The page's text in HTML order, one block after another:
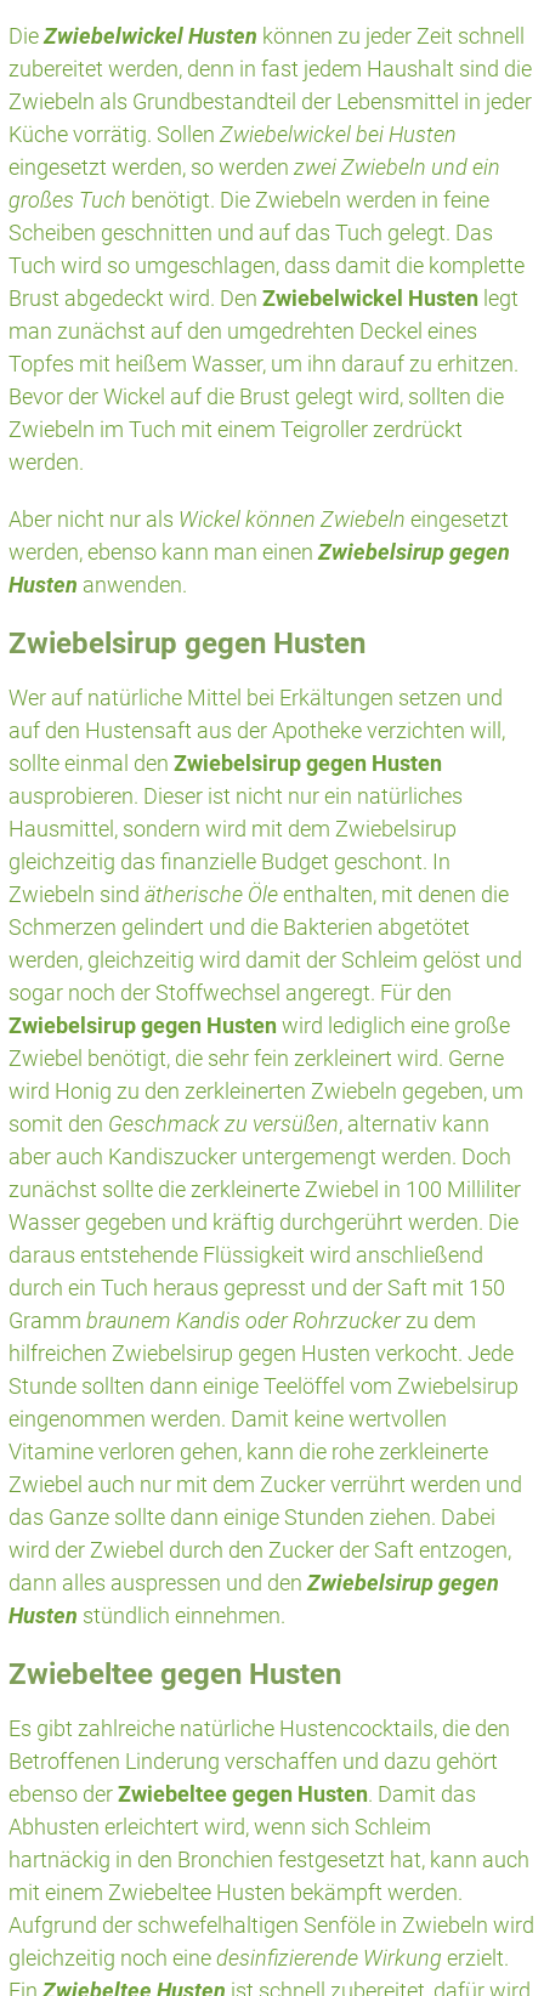
DieZwiebelwickel Husten können zu jeder Zeit schnell
zubereitet werden, denn in fast jedem Haushalt sind die
Zwiebeln als Grundbestandteil der Lebensmittel in jeder
Küche vorrätig. Sollen Zwiebelwickel bei Husten
eingesetzt werden, so werden zwei Zwiebeln und ein
großes Tuch benötigt. Die Zwiebeln werden in feine
Scheiben geschnitten und auf das Tuch gelegt. Das
Tuch wird so umgeschlagen, dass damit die komplette
Brust abgedeckt wird. Den Zwiebelwickel Hustenlegt
man zunächst auf den umgedrehten Deckel eines
Topfes mit heißem Wasser, um ihn darauf zu erhitzen.
Bevor der Wickel auf die Brust gelegt wird, sollten die
Zwiebeln im Tuch mit einem Teigroller zerdrückt
werden.
Aber nicht nur als Wickel können Zwiebeln eingesetzt
werden, ebenso kann man einen Zwiebelsirup gegen
Husten anwenden.
Zwiebelsirup gegen Husten
Wer auf natürliche Mittel bei Erkältungen setzen und
auf den Hustensaft aus der Apotheke verzichten will,
sollte einmal den Zwiebelsirup gegen Husten
ausprobieren. Dieser ist nicht nur ein natürliches
Hausmittel, sondern wird mit dem Zwiebelsirup
gleichzeitig das finanzielle Budget geschont. In
Zwiebeln sind ätherische Öleenthalten, mit denen die
Schmerzen gelindert und die Bakterien abgetötet
werden, gleichzeitig wird damit der Schleim gelöst und
sogar noch der Stoffwechsel angeregt. Für den
Zwiebelsirup gegen Hustenwird lediglich eine große
Zwiebel benötigt, die sehr fein zerkleinert wird. Gerne
wird Honig zu den zerkleinerten Zwiebeln gegeben, um
somit den Geschmack zu versüßen, alternativ kann
aber auch Kandiszucker untergemengt werden. Doch
zunächst sollte die zerkleinerte Zwiebel in 100 Milliliter
Wasser gegeben und kräftig durchgerührt werden. Die
daraus entstehende Flüssigkeit wird anschließend
durch ein Tuch heraus gepresst und der Saft mit 150
Gramm braunem Kandis oder Rohrzuckerzu dem
hilfreichen Zwiebelsirup gegen Husten verkocht. Jede
Stunde sollten dann einige Teelöffel vom Zwiebelsirup
eingenommen werden. Damit keine wertvollen
Vitamine verloren gehen, kann die rohe zerkleinerte
Zwiebel auch nur mit dem Zucker verrührt werden und
das Ganze sollte dann einige Stunden ziehen. Dabei
wird der Zwiebel durch den Zucker der Saft entzogen,
dann alles auspressen und den Zwiebelsirup gegen
Husten stündlich einnehmen.
Zwiebeltee gegen Husten
Es gibt zahlreiche natürliche Hustencocktails, die den
Betroffenen Linderung verschaffen und dazu gehört
ebenso derZwiebeltee gegen Husten. Damit das
Abhusten erleichtert wird, wenn sich Schleim
hartnäckig in den Bronchien festgesetzt hat, kann auch
mit einem Zwiebeltee Husten bekämpft werden.
Aufgrund der schwefelhaltigen Senföle in Zwiebeln wird
gleichzeitig noch einedesinfizierende Wirkung erzielt.
Ein Zwiebeltee Husten ist schnell zubereitet, dafür wird